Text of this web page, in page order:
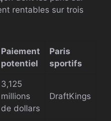
rentables sur trois
Paiement
potentiel
Paris
sportifs
3,125
millions
de dollars
DraftKings